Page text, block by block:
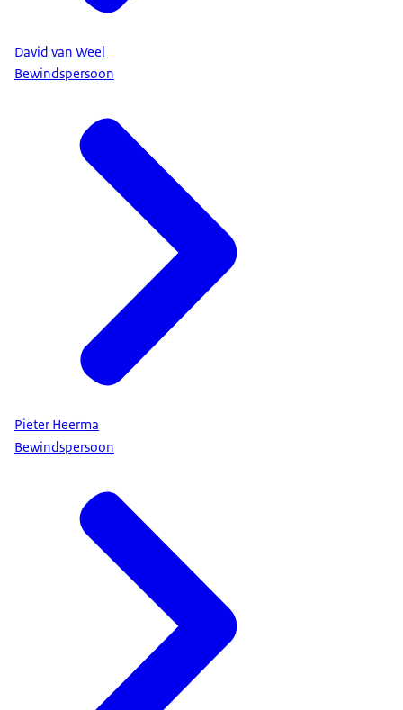
David van Weel
Bewindspersoon
Pieter Heerma
Bewindspersoon